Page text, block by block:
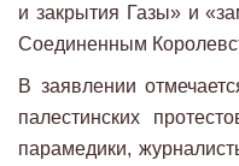
и закрытия Газы» и
Соединенным
В заявлении
палестинских
парамедики,